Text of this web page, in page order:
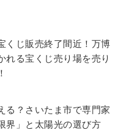
くじ販売終了間近！万博
れる宝くじ売り場を売り
る？さいたま市で専門家
界」と太陽光の選び方